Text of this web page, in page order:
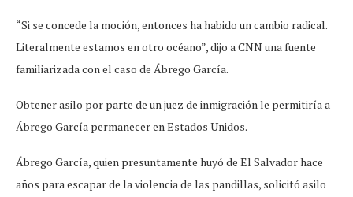
“Si se concede la moción, entonces ha habido un cambio radical.
Literalmente estamos en otro océano”, dijo a CNN una fuente
familiarizada con el caso de Ábrego García.
Obtener asilo por parte de un juez de inmigración le permitiría a
Ábrego García permanecer en Estados Unidos.
Ábrego García, quien presuntamente huyó de El Salvador hace
años para escapar de la violencia de las pandillas, solicitó asilo